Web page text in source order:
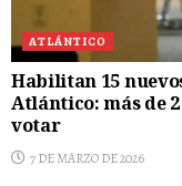
ATLÁNTICO
Habilitan 15
Atlántico: más de
votar
7 DE MARZO DE 2026